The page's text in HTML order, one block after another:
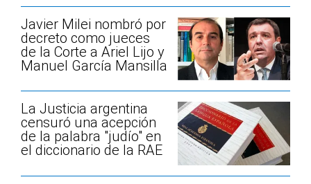
Javier Milei nombró por
decreto como jueces
de la Corte a Ariel Lijo y
Manuel García Mansilla
La Justicia argentina
censuró una acepción
de la palabra "judío" en
el diccionario de la RAE